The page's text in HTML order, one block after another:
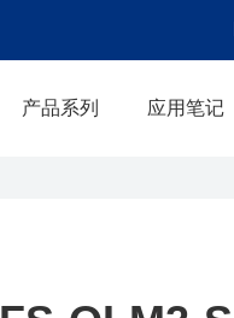
产品系列 应用笔记